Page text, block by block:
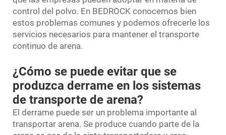
control del polvo. En BEDROCK conocemos bien
estos problemas comunes y podemos ofrecerle los
servicios necesarios para mantener el transporte
continuo de arena.
¿Cómo se puede evitar que se
produzca derrame en los sistemas
de transporte de arena?
El derrame puede ser un problema importante al
transportar arena. Se produce cuando parte de la